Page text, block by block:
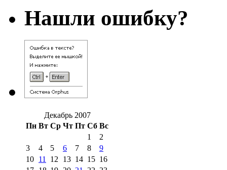
Нашли ошибку?
Декабрь 2007
Пн Вт Ср Чт Пт Сб Вс
1
2
3
4 5 6 7 8
9
10 11 12 13 14 15 16